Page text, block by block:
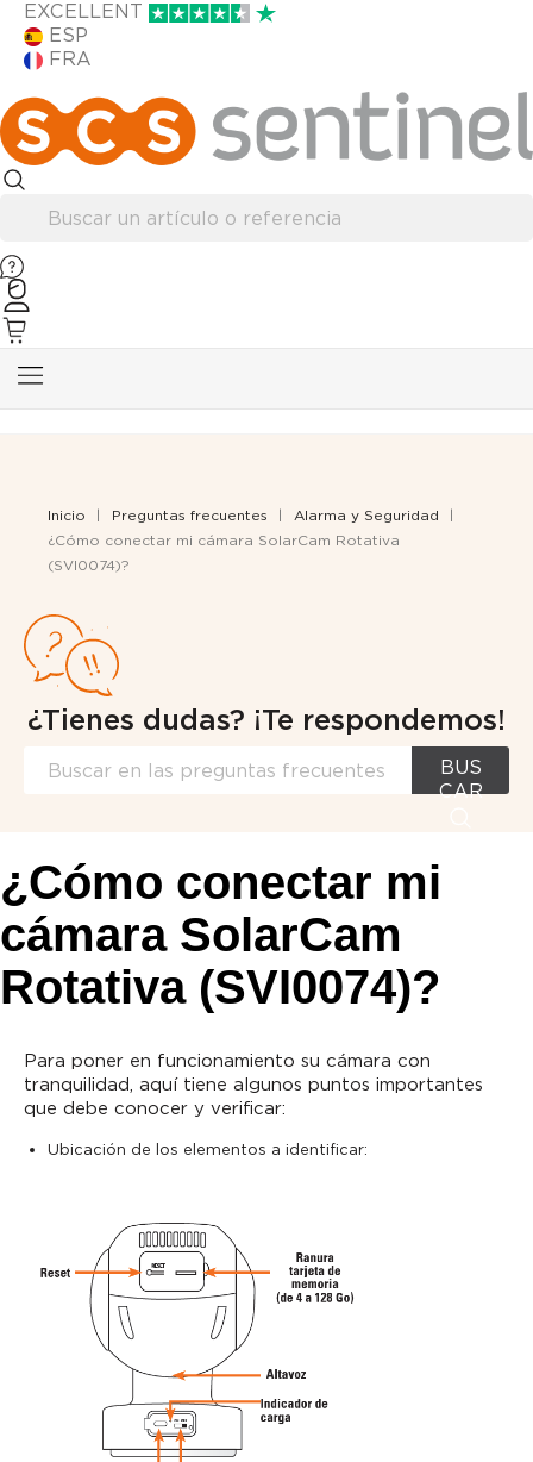
EXCELLENT
ESP
FRA
Inicio Preguntas frecuentes
Alarma y Seguridad
¿Cómo conectar mi cámara SolarCam Rotativa
(SVI0074)?
¿Tienes dudas? ¡Te respondemos!
BUS
CAR
¿Cómo conectar mi
cámara SolarCam
Rotativa (SVI0074)?
Para poner en funcionamiento su cámara con
tranquilidad, aquí tiene algunos puntos importantes
que debe conocer y verificar:
Ubicación de los elementos a identificar: